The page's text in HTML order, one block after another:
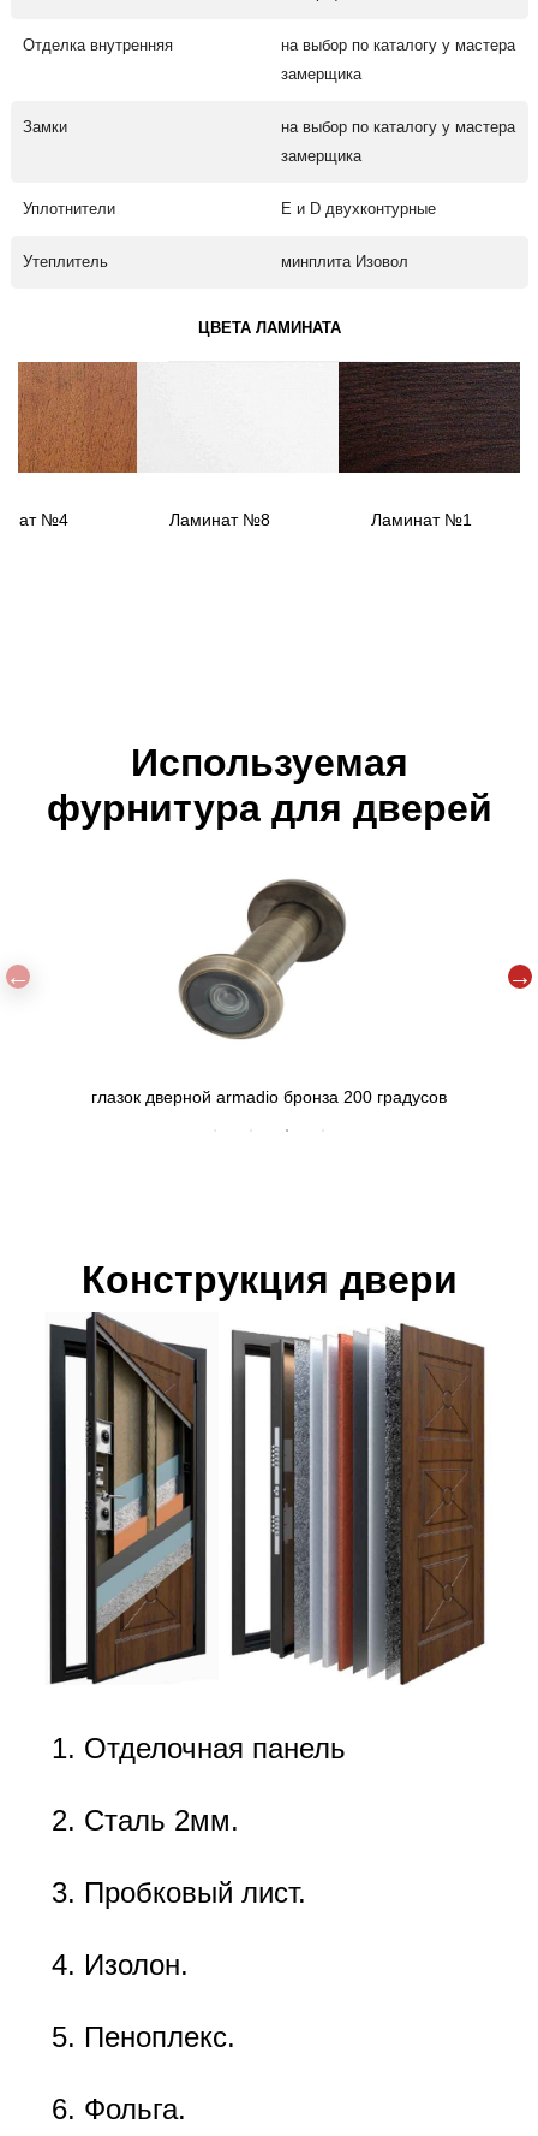
Отделка внутренняя
на выбор по каталогу у мастера
замерщика
Замки
на выбор по каталогу у мастера
замерщика
Уплотнители Е и D двухконтурные
Утеплитель минплита Изовол
ЦВЕТА ЛАМИНАТА
№4 Ламинат №8 Ламинат №1
Используемая
фурнитура для дверей
глазок дверной armadio бронза 200 градусов
Конструкция двери
Отделочная панель
Сталь 2мм.
Пробковый лист.
Изолон.
Пеноплекс.
Фольга.